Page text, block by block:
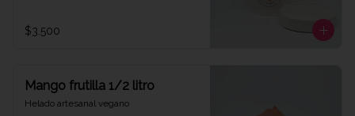
$3.500
Mango frutilla 1/2 litro
Helado artesanal vegano